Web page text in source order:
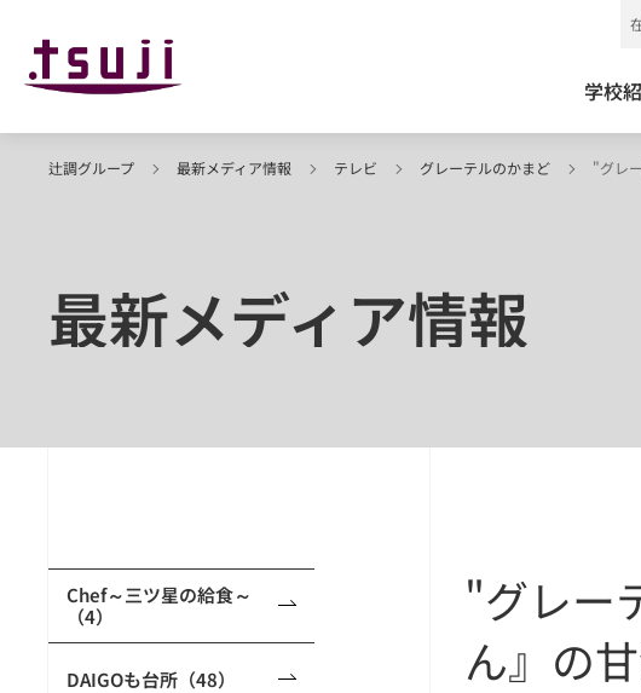
学校
辻調グループ 最新メディア情報 テレビ グレーテルのかまど "グレ
最新メディア情報
Chef～三ツ星の給食～
（4）
DAIGOも台所（48）
"グレー
ん』の